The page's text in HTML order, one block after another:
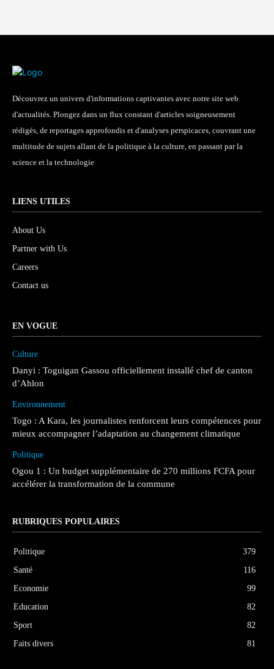
Découvrez un univers d'informations captivantes avec notre site web
d'actualités. Plongez dans un flux constant d'articles soigneusement
rédigés, de reportages approfondis et d'analyses perspicaces, couvrant une
multitude de sujets allant de la politique à la culture, en passant par la
science et la technologie
LIENS UTILES
About Us
Partner with Us
Careers
Contact us
EN VOGUE
Culture
Danyi : Toguigan Gassou officiellement installé chef de canton
d’Ahlon
Environnement
Togo : A Kara, les journalistes renforcent leurs compétences pour
mieux accompagner l’adaptation au changement climatique
Politique
Ogou 1 : Un budget supplémentaire de 270 millions FCFA pour
accélérer la transformation de la commune
RUBRIQUES POPULAIRES
Politique
379
Santé
116
Economie
99
Education
82
Sport
82
Faits divers
81